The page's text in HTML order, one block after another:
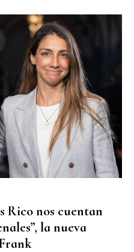
Rico nos cuentan
la nueva